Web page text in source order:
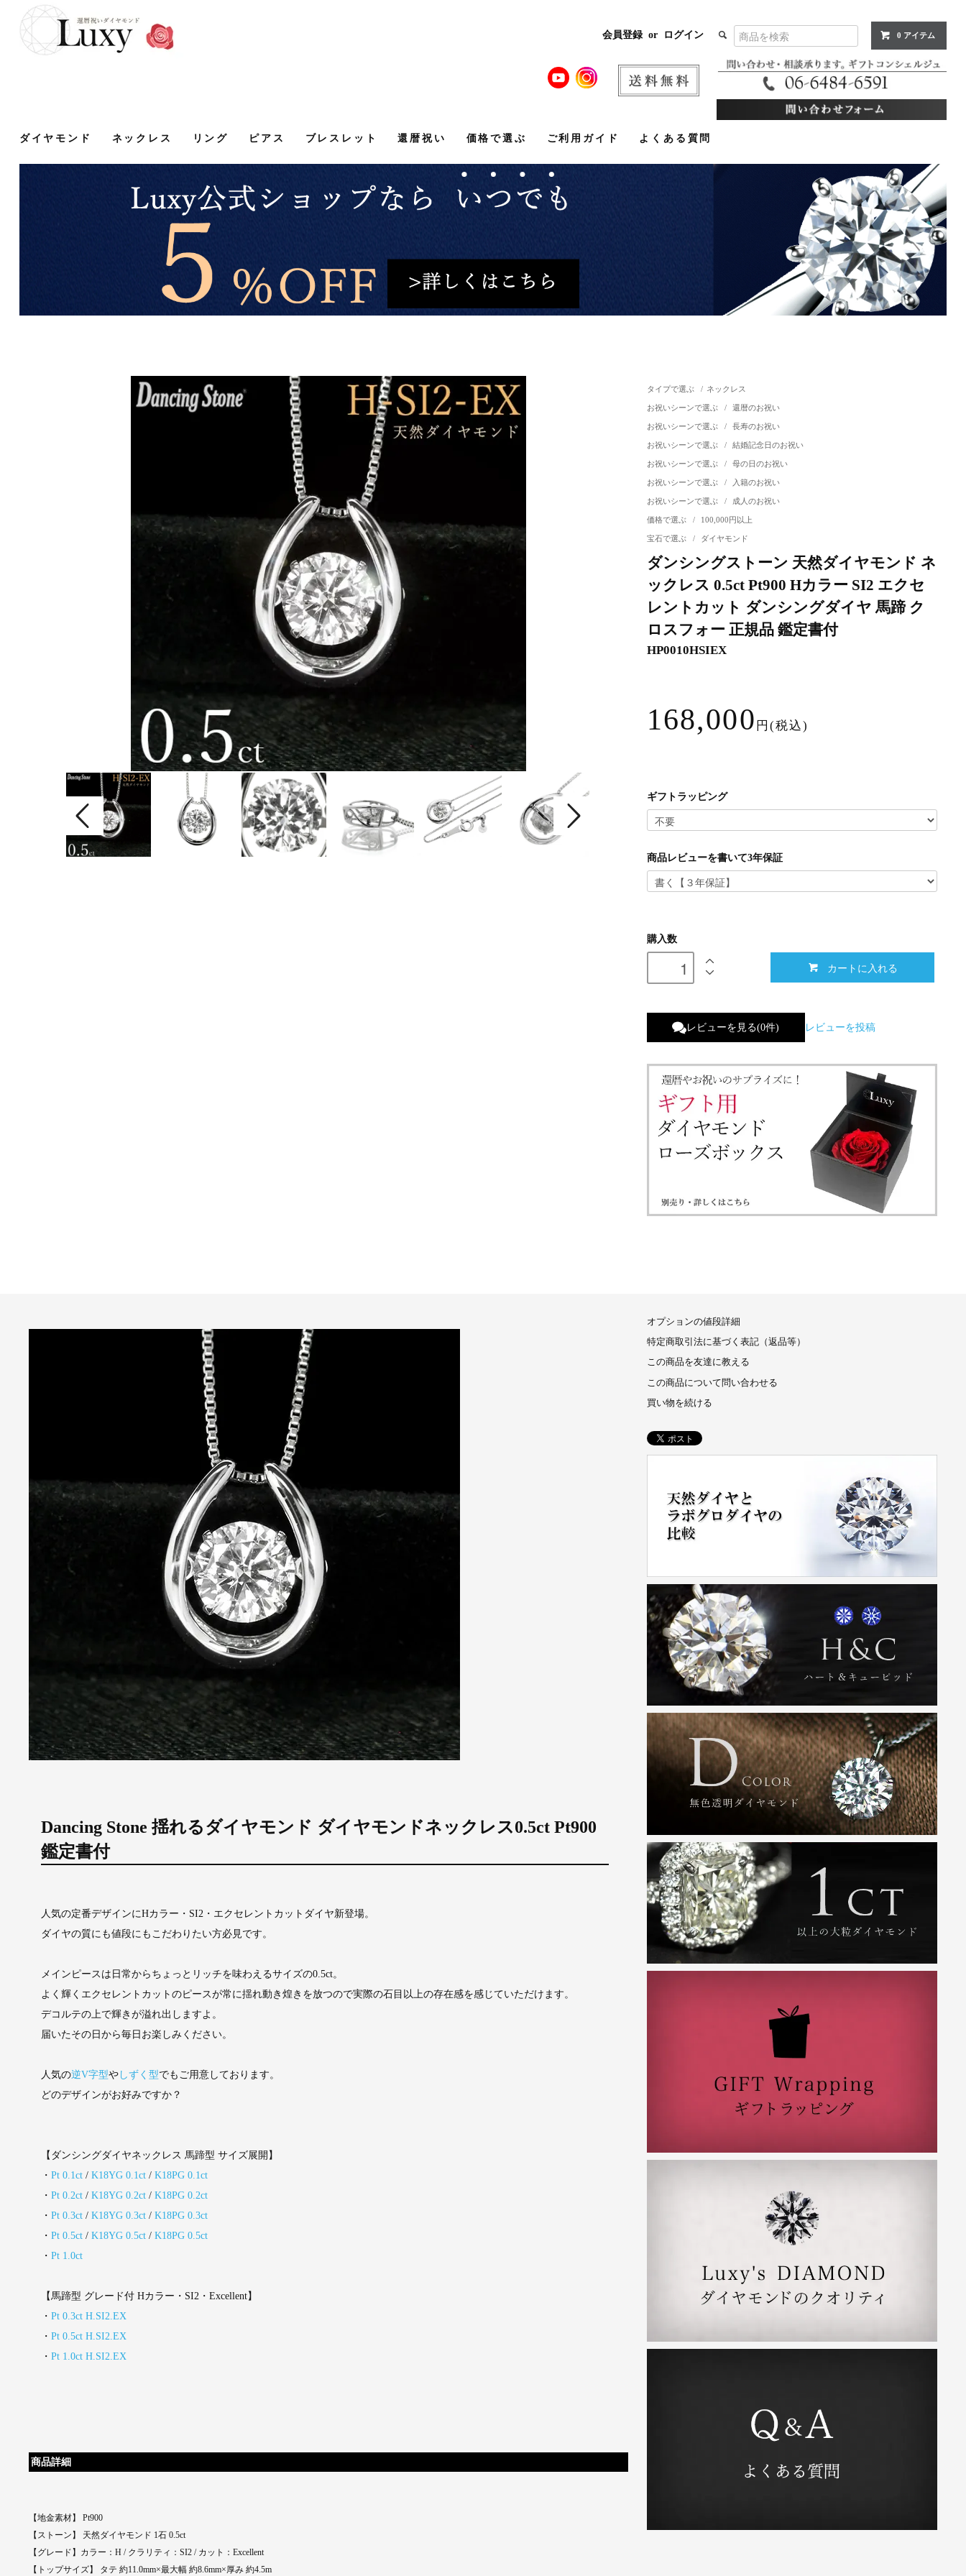
会員登録 or ログイン 0 アイテム
ダイヤモンド ネックレス リング ピアス ブレスレット 還暦祝い 価格で選ぶ ご利用ガイド よくある質問
タイプで選ぶ / ネックレス
お祝いシーンで選ぶ / 還暦のお祝い
お祝いシーンで選ぶ / 長寿のお祝い
お祝いシーンで選ぶ / 結婚記念日のお祝い
お祝いシーンで選ぶ / 母の日のお祝い
お祝いシーンで選ぶ / 入籍のお祝い
お祝いシーンで選ぶ / 成人のお祝い
価格で選ぶ / 100,000円以上
宝石で選ぶ / ダイヤモンド
ダンシングストーン 天然ダイヤモンド ネ
ックレス 0.5ct Pt900 Hカラー SI2 エクセ
レントカット ダンシングダイヤ 馬蹄 ク
ロスフォー 正規品 鑑定書付
HP0010HSIEX
168,000 円(税込)
ギフトラッピング
商品レビューを書いて3年保証
購入数
カートに入れる
レビューを見る(0件) レビューを投稿
Dancing Stone 揺れるダイヤモンド ダイヤモンドネックレス0.5ct Pt900
鑑定書付
人気の定番デザインにHカラー・SI2・エクセレントカットダイヤ新登場。
ダイヤの質にも値段にもこだわりたい方必見です。
メインピースは日常からちょっとリッチを味わえるサイズの0.5ct。
よく輝くエクセレントカットのピースが常に揺れ動き煌きを放つので実際の石目以上の存在感を感じていただけます。
デコルテの上で輝きが溢れ出しますよ。
届いたその日から毎日お楽しみください。
人気の逆V字型やしずく型でもご用意しております。
どのデザインがお好みですか？
【ダンシングダイヤネックレス 馬蹄型 サイズ展開】
・ Pt 0.1ct/K18YG 0.1ct/ K18PG 0.1ct
・ Pt 0.2ct/K18YG 0.2ct/ K18PG 0.2ct
・ Pt 0.3ct/K18YG 0.3ct/ K18PG 0.3ct
・ Pt 0.5ct/K18YG 0.5ct/ K18PG 0.5ct
・ Pt 1.0ct
【馬蹄型 グレード付 Hカラー・SI2・Excellent】
・ Pt 0.3ct H.SI2.EX
・ Pt 0.5ct H.SI2.EX
・ Pt 1.0ct H.SI2.EX
商品詳細
【地金素材】 Pt900
【ストーン】 天然ダイヤモンド 1石 0.5ct
【グレード】カラー：H / クラリティ：SI2 / カット：Excellent
【トップサイズ】 タテ 約11.0mm×最大幅 約8.6mm×厚み 約4.5m
オプションの値段詳細
特定商取引法に基づく表記（返品等）
この商品を友達に教える
この商品について問い合わせる
買い物を続ける